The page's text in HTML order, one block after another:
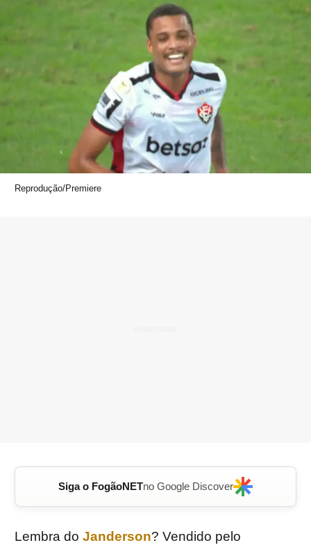
Reprodução/Premiere
Siga o FogãoNETno Google Discover
Lembra do Janderson? Vendido pelo